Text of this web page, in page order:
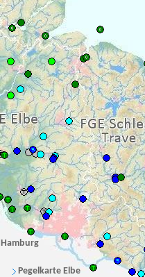
Pegelkarte Elbe
Hamburg